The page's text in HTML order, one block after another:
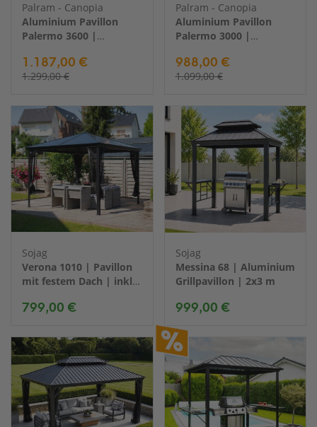
Palram - Canopia
Aluminium Pavillon
Palermo 3600 |
cm
1.187,00 €
1.299,00 €
Palram - Canopia
Aluminium Pavillon
Palermo 3000 |
cm
988,00 €
1.099,00 €
Sojag
Verona 1010 | Pavillon
mit festem Dach | inkl.
799,00 €
Sojag
Messina 68 | Aluminium
Grillpavillon | 2x3 m
999,00 €